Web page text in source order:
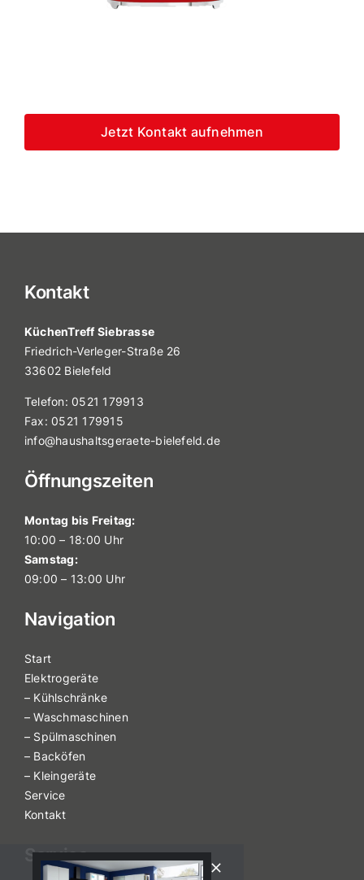
Jetzt Kontakt aufnehmen
Kontakt
KüchenTreff Siebrasse
Friedrich-Verleger-Straße 26
33602 Bielefeld
Telefon:0521 179913
Fax: 0521 179915
info@haushaltsgeraete-bielefeld.de
Öffnungszeiten
Montag bis Freitag:
10:00 – 18:00 Uhr
Samstag:
09:00 – 13:00 Uhr
Navigation
Start
Elektrogeräte
– Kühlschränke
– Waschmaschinen
– Spülmaschinen
– Backöfen
– Kleingeräte
Service
Kontakt
Service